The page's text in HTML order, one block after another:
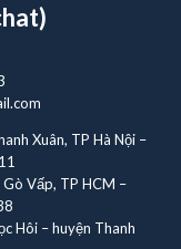
Xuân, TP Hà Nội –
Vấp, TP HCM –
Hôi – huyện Thanh